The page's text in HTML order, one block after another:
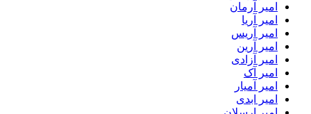
امیر آرمان
امیر آریا
امیر آریس
امیر آرین
امیر آزادی
امیر آک
امیر آمیار
امیر ابدی